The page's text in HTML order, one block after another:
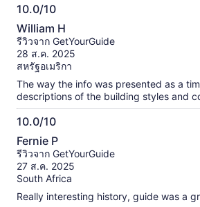
10.0/10
10.0
จาก
10
William H
รีวิวจาก GetYourGuide
28 ส.ค. 2025
สหรัฐอเมริกา
The way the info was presented as a
descriptions of the building styles and
10.0/10
10.0
จาก
10
Fernie P
รีวิวจาก GetYourGuide
27 ส.ค. 2025
South Africa
Really interesting history, guide was a